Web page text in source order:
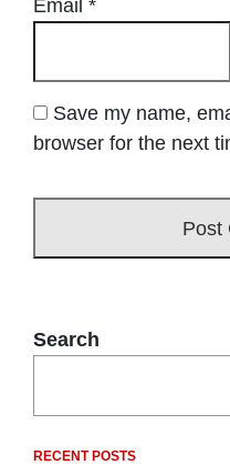
Email *
Save my name,
browser for the next
Search
RECENT POSTS